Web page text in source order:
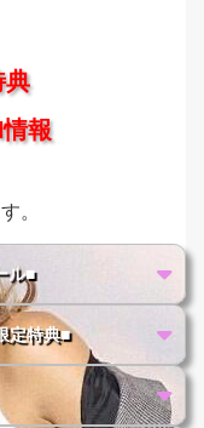
典
報
。
ル■
定特典■